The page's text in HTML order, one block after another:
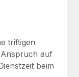
Bereich der
triftigen
auf
beim